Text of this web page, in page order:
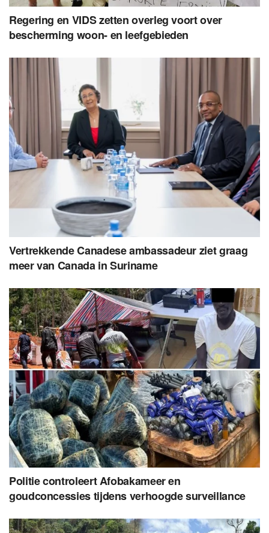
Regering en VIDS zetten overleg voort over
bescherming woon- en leefgebieden
Vertrekkende Canadese ambassadeur ziet graag
meer van Canada in Suriname
Politie controleert Afobakameer en
goudconcessies tijdens verhoogde surveillance